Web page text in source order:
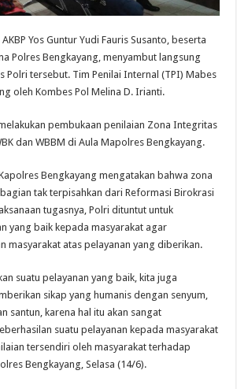
Yos Guntur Yudi Fauris Susanto, beserta
Polres Bengkayang, menyambut langsung
Polri tersebut. Tim Penilai Internal (TPI) Mabes
oleh Kombes Pol Melina D. Irianti.
pembukaan penilaian Zona Integritas
dan WBBM di Aula Mapolres Bengkayang.
Bengkayang mengatakan bahwa zona
tak terpisahkan dari Reformasi Birokrasi
tugasnya, Polri dituntut untuk
yang baik kepada masyarakat agar
masyarakat atas pelayanan yang diberikan.
suatu pelayanan yang baik, kita juga
sikap yang humanis dengan senyum,
santun, karena hal itu akan sangat
suatu pelayanan kepada masyarakat
tersendiri oleh masyarakat terhadap
Bengkayang, Selasa (14/6).